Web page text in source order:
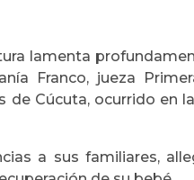
lamenta
Franco, jueza
Cúcuta, ocurrido en
a sus familiares,